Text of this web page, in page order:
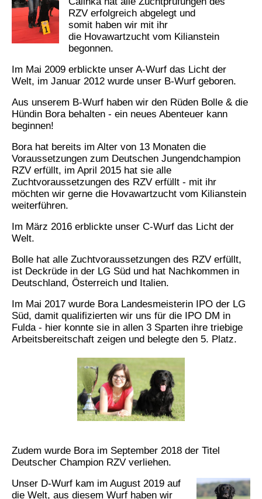
RZV erfolgreich abgelegt und
somit haben wir mit ihr
die Hovawartzucht vom Kilianstein
begonnen.
Im Mai 2009 erblickte unser A-Wurf das Licht der
Welt, im Januar 2012 wurde unser B-Wurf geboren.
Aus unserem B-Wurf haben wir den Rüden Bolle & die
Hündin Bora behalten - ein neues Abenteuer kann
beginnen!
Bora hat bereits im Alter von 13 Monaten die
Voraussetzungen zum Deutschen Jungendchampion
RZV erfüllt, im April 2015 hat sie alle
Zuchtvoraussetzungen des RZV erfüllt - mit ihr
möchten wir gerne die Hovawartzucht vom Kilianstein
weiterführen.
Im März 2016 erblickte unser C-Wurf das Licht der
Welt.
Bolle hat alle Zuchtvoraussetzungen des RZV erfüllt,
ist Deckrüde in der LG Süd und hat Nachkommen in
Deutschland, Österreich und Italien.
Im Mai 2017 wurde Bora Landesmeisterin IPO der LG
Süd, damit qualifizierten wir uns für die IPO DM in
Fulda - hier konnte sie in allen 3 Sparten ihre triebige
Arbeitsbereitschaft zeigen und belegte den 5. Platz.
Zudem wurde Bora im September 2018 der Titel
Deutscher Champion RZV verliehen.
Unser D-Wurf kam im August 2019 auf
die Welt, aus diesem Wurf haben wir